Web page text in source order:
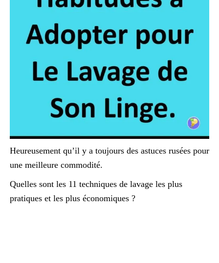
Heureusement qu’il y a toujours des astuces rusées pour
une meilleure commodité.
Quelles sont les 11 techniques de lavage les plus
pratiques et les plus économiques ?